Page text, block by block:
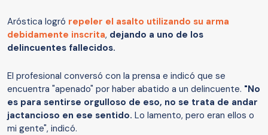
Aróstica logró repeler el asalto utilizando su arma
debidamente inscrita, dejando a uno de los
delincuentes fallecidos.
El profesional conversó con la prensa e indicó que se
encuentra "apenado" por haber abatido a un delincuente. "No
es para sentirse orgulloso de eso, no se trata de andar
jactancioso en ese sentido. Lo lamento, pero eran ellos o
mi gente", indicó.